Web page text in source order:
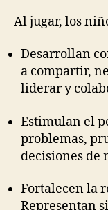
Al jugar, los
Desarrollan
a compartir,
liderar y
Estimulan el
problemas,
decisiones de
Fortalecen la
Representan